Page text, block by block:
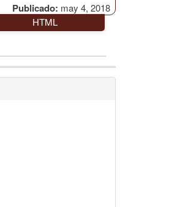
Publicado: may 4, 2018
HTML